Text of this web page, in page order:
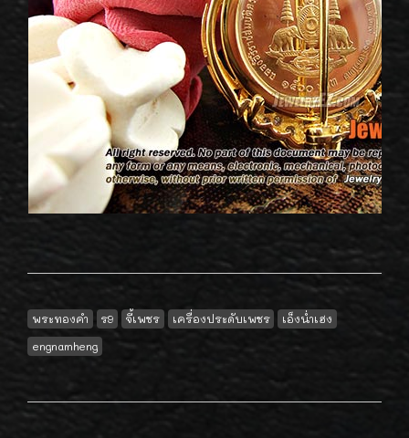
พระทองคำ ร9 จี้เพชร เครื่องประดับเพชร
เอ็งน่ำเฮง
engnamheng